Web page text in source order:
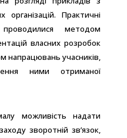
Практичні
методом
власних розробок
напрацювань учасників,
ними отриманої
можливість надати
зворотній зв’язок,